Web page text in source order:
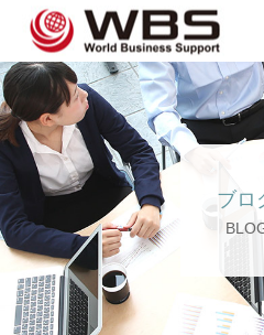
ブロ
JP TOP
企業のご担当者の方へ
スタッフ登録の方へ💖💖
企業案内